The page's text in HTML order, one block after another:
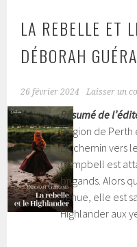
LA REBELLE ET
DÉBORAH
26 février 2024 Laisser un
Résumé de
Région de Perth
En chemin vers
Campbell est
brigands. Alors
venue, elle est
Highlander aux